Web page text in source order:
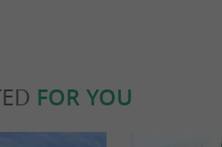
FOR YOU